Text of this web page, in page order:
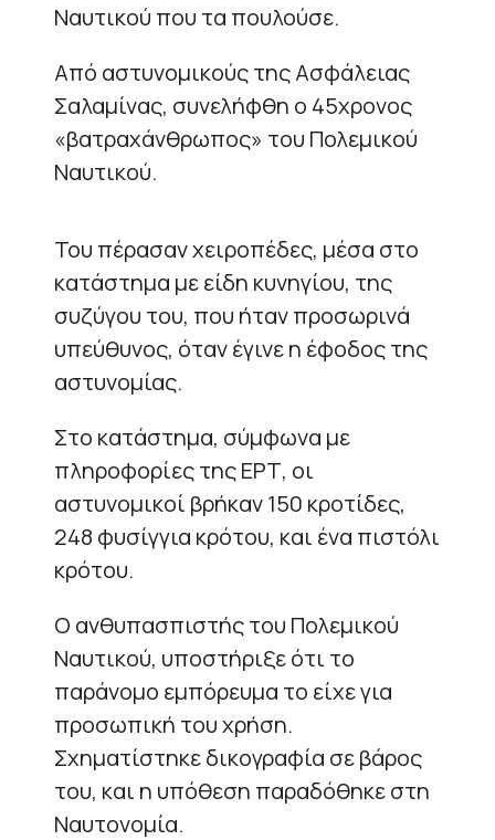
Ναυτικού που τα πουλούσε.
Από αστυνομικούς της Ασφάλειας
Σαλαμίνας, συνελήφθη ο 45χρονος
«βατραχάνθρωπος» του Πολεμικού
Ναυτικού.
Του πέρασαν χειροπέδες, μέσα στο
κατάστημα με είδη κυνηγίου, της
συζύγου του, που ήταν προσωρινά
υπεύθυνος, όταν έγινε η έφοδος της
αστυνομίας.
Στο κατάστημα, σύμφωνα με
πληροφορίες της ΕΡΤ, οι
αστυνομικοί βρήκαν 150 κροτίδες,
248 φυσίγγια κρότου, και ένα πιστόλι
κρότου.
Ο ανθυπασπιστής του Πολεμικού
Ναυτικού, υποστήριξε ότι το
παράνομο εμπόρευμα το είχε για
προσωπική του χρήση.
Σχηματίστηκε δικογραφία σε βάρος
του, και η υπόθεση παραδόθηκε στη
Ναυτονομία.